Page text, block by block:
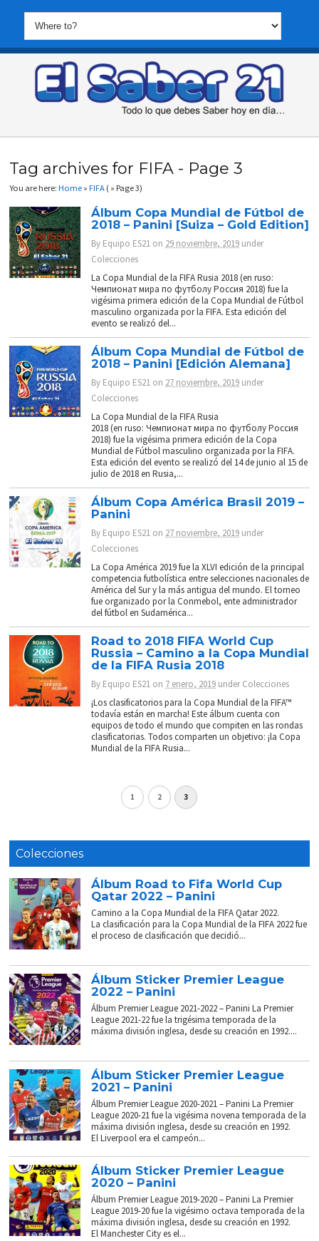
Tag archives for FIFA - Page 3
You are here:Home »FIFA ( » Page 3)
Álbum Copa Mundial de Fútbol de
2018 – Panini [Suiza – Gold Edition]
By Equipo ES21 on 29 noviembre, 2019 under
Colecciones
La Copa Mundial de la FIFA Rusia 2018 (en ruso:
Чемпионат мира по футболу Россия 2018) fue la
vigésima primera edición de la Copa Mundial de Fútbol
masculino organizada por la FIFA. Esta edición del
evento se realizó del...
Álbum Copa Mundial de Fútbol de
2018 – Panini [Edición Alemana]
By Equipo ES21 on 27 noviembre, 2019 under
Colecciones
La Copa Mundial de la FIFA Rusia
2018 (en ruso: Чемпионат мира по футболу Россия
2018) fue la vigésima primera edición de la Copa
Mundial de Fútbol masculino organizada por la FIFA.
Esta edición del evento se realizó del 14 de junio al 15 de
julio de 2018 en Rusia,...
Álbum Copa América Brasil 2019 –
Panini
By Equipo ES21 on 27 noviembre, 2019 under
Colecciones
La Copa América 2019 fue la XLVI edición de la principal
competencia futbolística entre selecciones nacionales de
América del Sur y la más antigua del mundo. El torneo
fue organizado por la Conmebol, ente administrador
del fútbol en Sudamérica...
Road to 2018 FIFA World Cup
Russia – Camino a la Copa Mundial
de la FIFA Rusia 2018
By Equipo ES21 on 7 enero, 2019 underColecciones
¡Los clasificatorios para la Copa Mundial de la FIFA™
todavía están en marcha! Este álbum cuenta con
equipos de todo el mundo que compiten en las rondas
clasificatorias. Todos comparten un objetivo: ¡la Copa
Mundial de la FIFA Rusia...
1 2 3
Colecciones
Álbum Road to Fifa World Cup
Qatar 2022 – Panini
Camino a la Copa Mundial de la FIFA Qatar 2022.
La clasificación para la Copa Mundial de la FIFA 2022 fue
el proceso de clasificación que decidió...
Álbum Sticker Premier League
2022 – Panini
Álbum Premier League 2021-2022 – Panini La Premier
League 2021-22 fue la trigésima temporada de la
máxima división inglesa, desde su creación en 1992....
Álbum Sticker Premier League
2021 – Panini
Álbum Premier League 2020-2021 – Panini La Premier
League 2020-21 fue la vigésima novena temporada de la
máxima división inglesa, desde su creación en 1992.
El Liverpool era el campeón...
Álbum Sticker Premier League
2020 – Panini
Álbum Premier League 2019-2020 – Panini La Premier
League 2019-20 fue la vigésimo octava temporada de la
máxima división inglesa, desde su creación en 1992.
El Manchester City es el...